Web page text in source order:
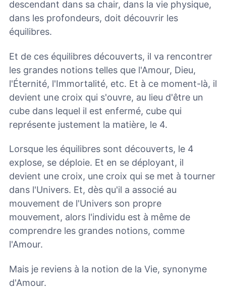
descendant dans sa chair, dans la vie physique,
dans les profondeurs, doit découvrir les
équilibres.
Et de ces équilibres découverts, il va rencontrer
les grandes notions telles que l'Amour, Dieu,
l'Éternité, l'Immortalité, etc. Et à ce moment-là, il
devient une croix qui s'ouvre, au lieu d'être un
cube dans lequel il est enfermé, cube qui
représente justement la matière, le 4.
Lorsque les équilibres sont découverts, le 4
explose, se déploie. Et en se déployant, il
devient une croix, une croix qui se met à tourner
dans l'Univers. Et, dès qu'il a associé au
mouvement de l'Univers son propre
mouvement, alors l'individu est à même de
comprendre les grandes notions, comme
l'Amour.
Mais je reviens à la notion de la Vie, synonyme
d'Amour.